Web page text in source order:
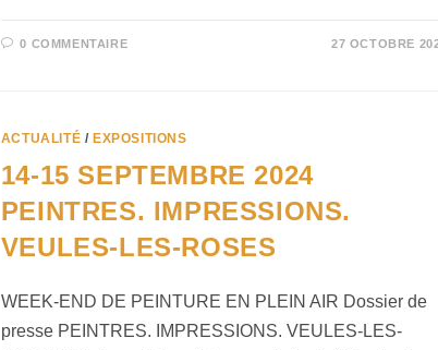
0 COMMENTAIRE 27 OCTOBRE
ACTUALITÉ / EXPOSITIONS
14-15 SEPTEMBRE 2024
PEINTRES. IMPRESSIONS.
VEULES-LES-ROSES
WEEK-END DE PEINTURE EN PLEIN AIR Dossier de
presse PEINTRES. IMPRESSIONS. VEULES-LES-